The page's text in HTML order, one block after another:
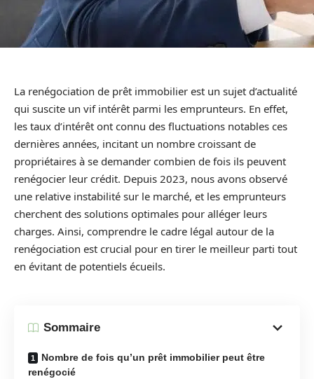
La renégociation de prêt immobilier est un sujet d’actualité
qui suscite un vif intérêt parmi les emprunteurs. En effet,
les taux d’intérêt ont connu des fluctuations notables ces
dernières années, incitant un nombre croissant de
propriétaires à se demander combien de fois ils peuvent
renégocier leur crédit. Depuis 2023, nous avons observé
une relative instabilité sur le marché, et les emprunteurs
cherchent des solutions optimales pour alléger leurs
charges. Ainsi, comprendre le cadre légal autour de la
renégociation est crucial pour en tirer le meilleur parti tout
en évitant de potentiels écueils.
Sommaire
Nombre de fois qu’un prêt immobilier peut être
renégocié